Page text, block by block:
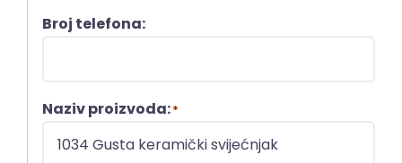
Broj telefona:
Naziv proizvoda:*